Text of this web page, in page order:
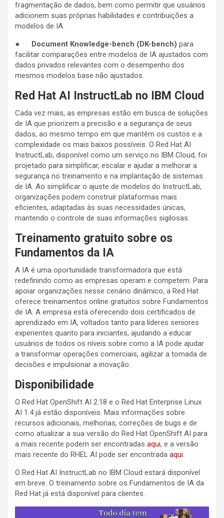
fragmentação de dados, bem como permitir que usuários
adicionem suas próprias habilidades e contribuições a
modelos de IA.
● Document Knowledge-bench (DK-bench) para
facilitar comparações entre modelos de IA ajustados com
dados privados relevantes com o desempenho dos
mesmos modelos base não ajustados.
Red Hat AI InstructLab no IBM Cloud
Cada vez mais, as empresas estão em busca de soluções
de IA que priorizem a precisão e a segurança de seus
dados, ao mesmo tempo em que mantêm os custos e a
complexidade os mais baixos possíveis. O Red Hat AI
InstructLab, disponível como um serviço no IBM Cloud, foi
projetado para simplificar, escalar e ajudar a melhorar a
segurança no treinamento e na implantação de sistemas
de IA. Ao simplificar o ajuste de modelos do InstructLab,
organizações podem construir plataformas mais
eficientes, adaptadas às suas necessidades únicas,
mantendo o controle de suas informações sigilosas.
Treinamento gratuito sobre os
Fundamentos da IA
A IA é uma oportunidade transformadora que está
redefinindo como as empresas operam e competem. Para
apoiar organizações nesse cenário dinâmico, a Red Hat
oferece treinamentos online gratuitos sobre Fundamentos
de IA. A empresa está oferecendo dois certificados de
aprendizado em IA, voltados tanto para líderes seniores
experientes quanto para iniciantes, ajudando a educar
usuários de todos os níveis sobre como a IA pode ajudar
a transformar operações comerciais, agilizar a tomada de
decisões e impulsionar a inovação.
Disponibilidade
O Red Hat OpenShift AI 2.18 e o Red Hat Enterprise Linux
AI 1.4 já estão disponíveis. Mais informações sobre
recursos adicionais, melhorias, correções de bugs e de
como atualizar a sua versão do Red Hat OpenShift AI para
a mais recente podem ser encontradas aqui, e a versão
mais recente do RHEL AI pode ser encontrada aqui.
O Red Hat AI InstructLab no IBM Cloud estará disponível
em breve. O treinamento sobre os Fundamentos de IA da
Red Hat já está disponível para clientes.